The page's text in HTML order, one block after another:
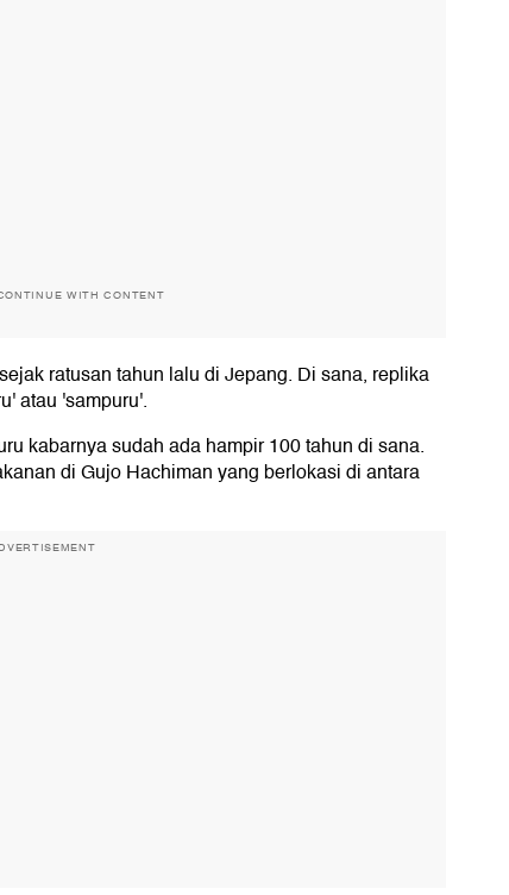
WITH CONTENT
ratusan tahun lalu di Jepang. Di sana, replika
atau 'sampuru'.
kabarnya sudah ada hampir 100 tahun di sana.
di Gujo Hachiman yang berlokasi di antara